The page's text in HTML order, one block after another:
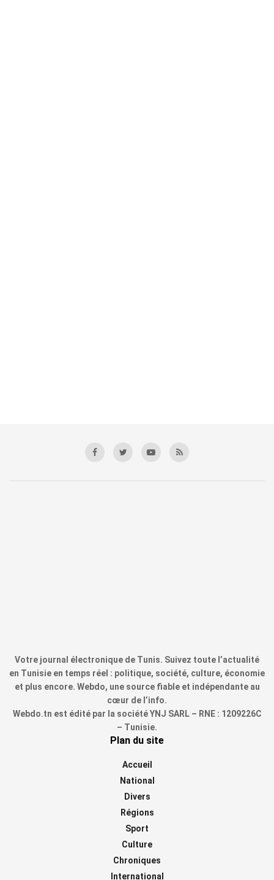
Votre journal électronique de Tunis. Suivez toute l’actualité
en Tunisie en temps réel : politique, société, culture, économie
et plus encore. Webdo, une source fiable et indépendante au
cœur de l’info.
Webdo.tn est édité par la société YNJ SARL – RNE : 1209226C
– Tunisie.
Plan du site
Accueil
National
Divers
Régions
Sport
Culture
Chroniques
International